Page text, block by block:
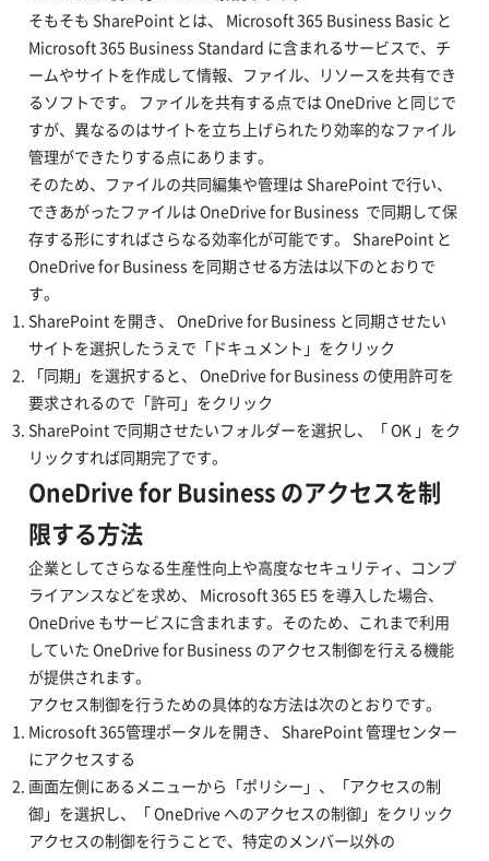
そもそも SharePoint とは、 Microsoft 365 Business Basic と
Microsoft 365 Business Standard に含まれるサービスで、チ
ームやサイトを作成して情報、ファイル、リソースを共有でき
るソフトです。 ファイルを共有する点では OneDrive と同じで
すが、異なるのはサイトを立ち上げられたり効率的なファイル
管理ができたりする点にあります。
そのため、ファイルの共同編集や管理は SharePoint で行い、
できあがったファイルは OneDrive for Business で同期して保
存する形にすればさらなる効率化が可能です。 SharePoint と
OneDrive for Business を同期させる方法は以下のとおりで
す。
SharePoint を開き、 OneDrive for Business と同期させたい
サイトを選択したうえで「ドキュメント」をクリック
「同期」を選択すると、 OneDrive for Business の使用許可を
要求されるので「許可」をクリック
SharePoint で同期させたいフォルダーを選択し、「 OK 」をク
リックすれば同期完了です。
OneDrive for Business のアクセスを制
限する方法
企業としてさらなる生産性向上や高度なセキュリティ、コンプ
ライアンスなどを求め、 Microsoft 365 E5 を導入した場合、
OneDrive もサービスに含まれます。そのため、これまで利用
していた OneDrive for Business のアクセス制御を行える機能
が提供されます。
アクセス制御を行うための具体的な方法は次のとおりです。
Microsoft 365管理ポータルを開き、 SharePoint 管理センター
にアクセスする
画面左側にあるメニューから「ポリシー」、「アクセスの制
御」を選択し、「 OneDrive へのアクセスの制御」をクリック
アクセスの制御を行うことで、特定のメンバー以外の